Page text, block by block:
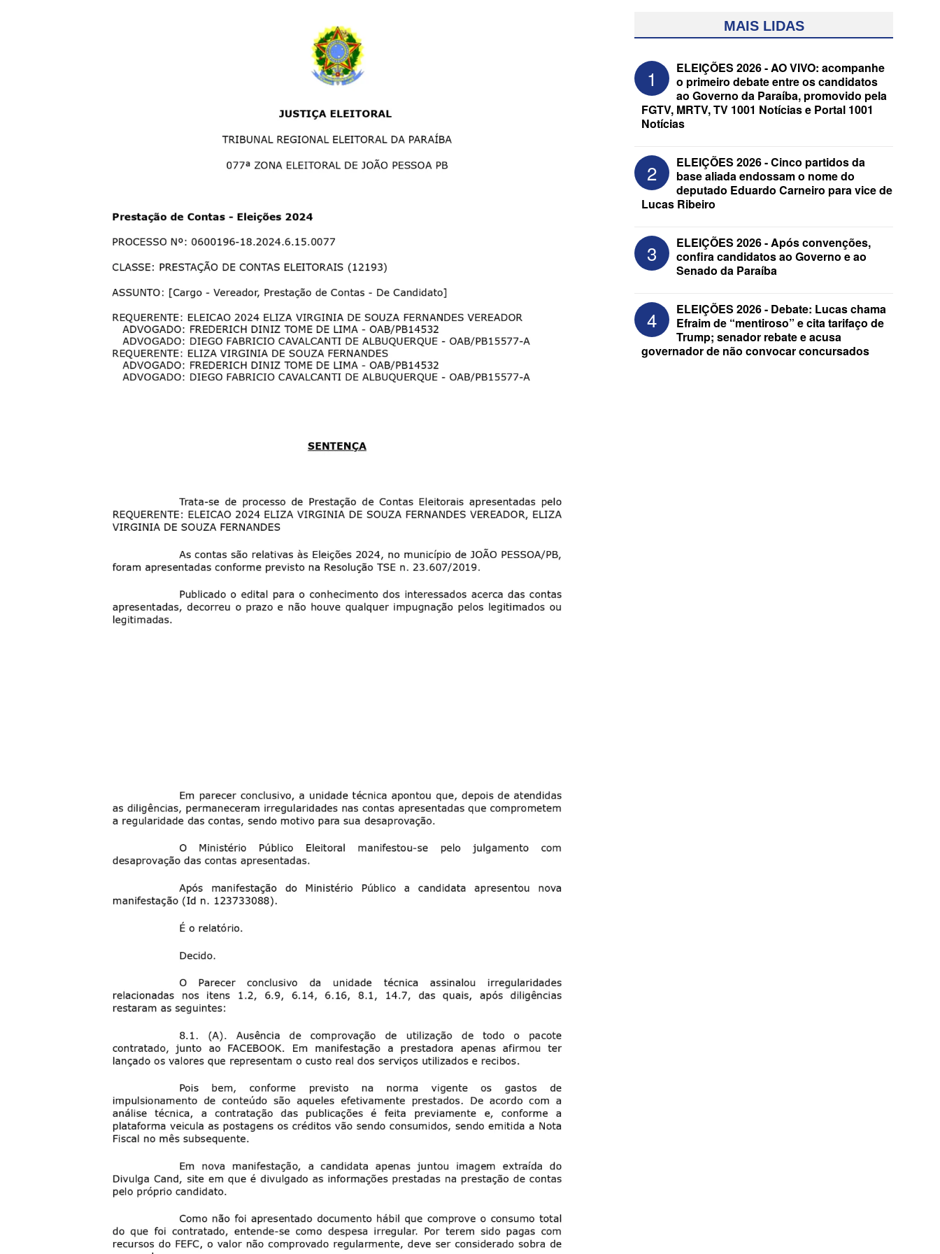
ELEIÇÕES 2026 - Candidato a
reeleição, Veneziano escolhe segundo
suplente para o Senado; saiba que é
MAIS LIDAS
1
ELEIÇÕES 2026 - AO VIVO: acompanhe
o primeiro debate entre os candidatos
ao Governo da Paraíba, promovido pela
FGTV, MRTV, TV 1001 Notícias e Portal 1001
Notícias
2
ELEIÇÕES 2026 - Cinco partidos da
base aliada endossam o nome do
deputado Eduardo Carneiro para vice de
Lucas Ribeiro
3
ELEIÇÕES 2026 - Após convenções,
confira candidatos ao Governo e ao
Senado da Paraíba
4
ELEIÇÕES 2026 - Debate: Lucas chama
Efraim de “mentiroso” e cita tarifaço de
Trump; senador rebate e acusa
governador de não convocar concursados